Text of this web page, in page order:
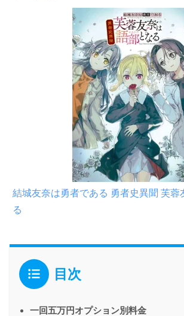
結城友奈は勇者である 勇者史異聞 芙蓉
る
目次
一回五万円オプション別料金